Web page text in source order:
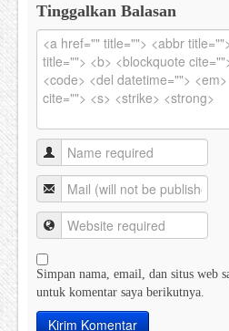
Tinggalkan Balasan
Simpan nama, email, dan situs web
untuk komentar saya berikutnya.